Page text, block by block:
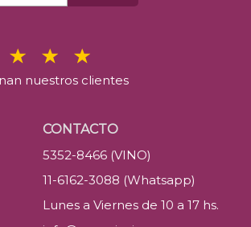
nuestros clientes
CONTACTO
5352-8466 (VINO)
11-6162-3088 (Whatsapp)
Lunes a Viernes de 10 a 17 hs.